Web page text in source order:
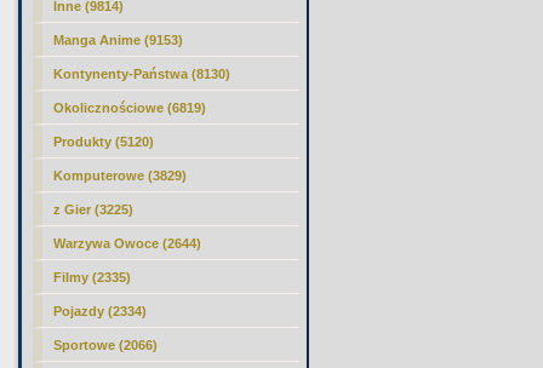
Inne (9814)
Manga Anime (9153)
Kontynenty-Państwa (8130)
Okolicznościowe (6819)
Produkty (5120)
Komputerowe (3829)
z Gier (3225)
Warzywa Owoce (2644)
Filmy (2335)
Pojazdy (2334)
Sportowe (2066)